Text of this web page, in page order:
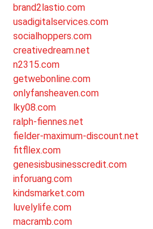
brand2lastio.com
usadigitalservices.com
socialhoppers.com
creativedream.net
n2315.com
getwebonline.com
onlyfansheaven.com
lky08.com
ralph-fiennes.net
fielder-maximum-discount.net
fitfllex.com
genesisbusinesscredit.com
inforuang.com
kindsmarket.com
luvelylife.com
macramb.com